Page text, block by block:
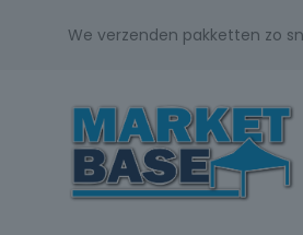
We verzenden pakketten zo